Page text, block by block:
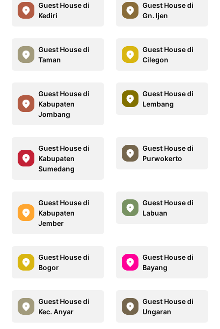
Guest House di
Kediri
Guest House di
Gn. Ijen
Guest House di
Taman
Guest House di
Cilegon
Guest House di
Kabupaten
Jombang
Guest House di
Lembang
Guest House di
Kabupaten
Sumedang
Guest House di
Purwokerto
Guest House di
Kabupaten
Jember
Guest House di
Labuan
Guest House di
Bogor
Guest House di
Bayang
Guest House di
Kec. Anyar
Guest House di
Ungaran